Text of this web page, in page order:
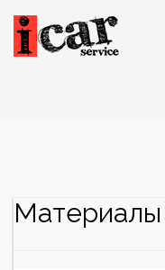
Материалы